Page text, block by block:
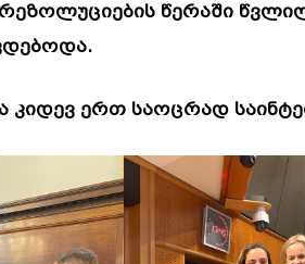
წერაში
კიდევ ერთ საოცრად